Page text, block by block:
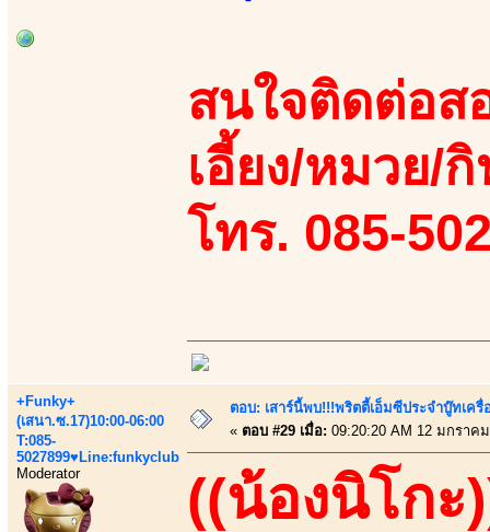
สนใจติดต่อส
เอี้ยง/หมวย/
โทร. 085-
+Funky+
(เสนา.ซ.17)10:00-06:00
T:085-
5027899♥Line:funkyclub
Moderator
ตอบ: เสาร์นี้พบ!!!พริตตี้เอ็มซีประจำบู๊ทเค
« ตอบ #29 เมื่อ: 09:20:20 AM 12 มกราค
((น้องนิโกะ